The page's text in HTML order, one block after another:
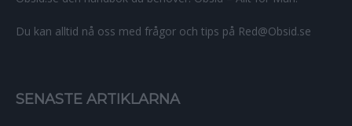
Du kan alltid nå oss med frågor och tips på Red@Obsid.se
SENASTE ARTIKLARNA